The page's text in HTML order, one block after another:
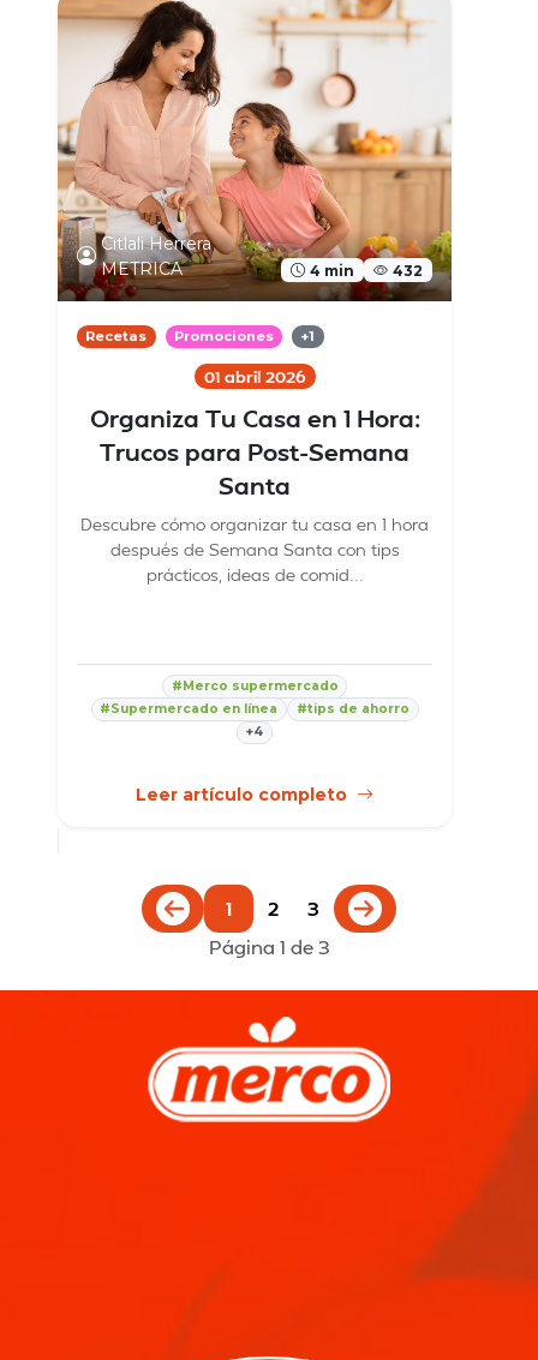
Citlali Herrera
METRICA
4 min 432
Recetas Promociones +1
01 abril 2026
Organiza Tu Casa en 1 Hora:
Trucos para Post-Semana
Santa
Descubre cómo organizar tu casa en 1 hora
después de Semana Santa con tips
prácticos, ideas de comid...
#Merco supermercado
#Supermercado en línea
#tips de ahorro
+4
Leer artículo completo
1 2
3
Página 1 de 3